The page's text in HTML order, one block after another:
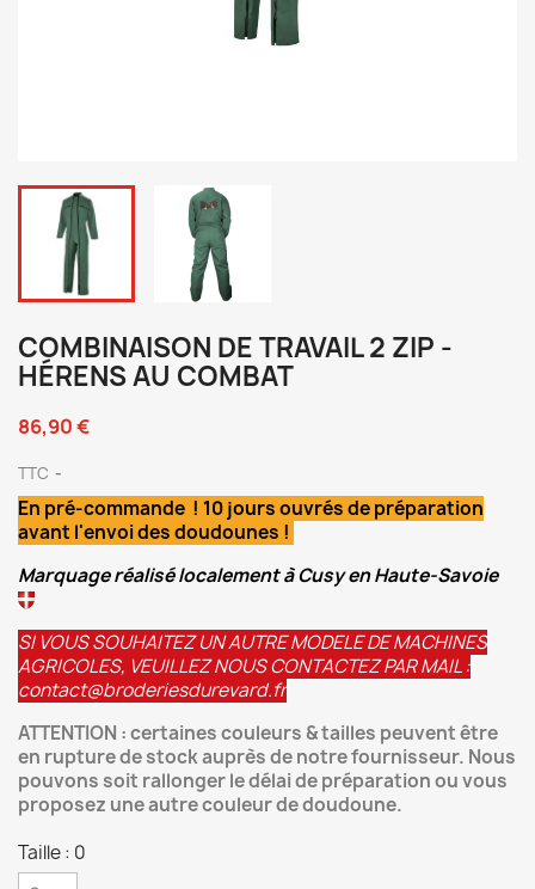
COMBINAISON DE TRAVAIL 2 ZIP -
HÉRENS AU COMBAT
86,90 €
TTC
En pré-commande ! 10 jours ouvrés de préparation
avant l'envoi des doudounes !
Marquage réalisé localement à Cusy en Haute-Savoie
SI VOUS SOUHAITEZ UN AUTRE MODELE DE MACHINES
AGRICOLES, VEUILLEZ NOUS CONTACTEZ PAR MAIL :
contact@broderiesdurevard.fr
ATTENTION : certaines couleurs & tailles peuvent être
en rupture de stock auprès de notre fournisseur. Nous
pouvons soit rallonger le délai de préparation ou vous
proposez une autre couleur de doudoune.
Taille : 0